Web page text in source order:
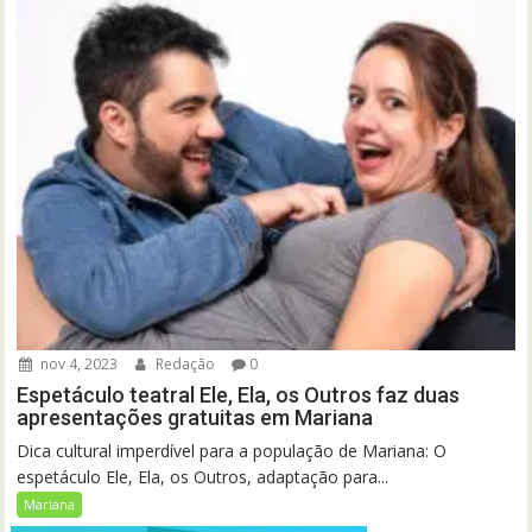
nov 4, 2023 Redação 0
Espetáculo teatral Ele, Ela, os Outros faz duas
apresentações gratuitas em Mariana
Dica cultural imperdível para a população de Mariana: O
espetáculo Ele, Ela, os Outros, adaptação para...
Mariana